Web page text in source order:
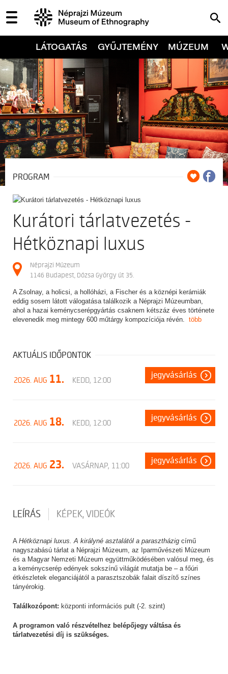
LÁTOGATÁS GYŰJTEMÉNY MÚZEUM
PROGRAM
Kurátori tárlatvezetés -
Hétköznapi luxus
Néprajzi Múzeum
1146 Budapest, Dózsa György út 35.
A Zsolnay, a holicsi, a hollóházi, a Fischer és a köznépi kerámiák
eddig sosem látott válogatása találkozik a Néprajzi Múzeumban,
ahol a hazai keménycserépgyártás csaknem kétszáz éves története
elevenedik meg mintegy 600 műtárgy kompozíciója révén. több
AKTUÁLIS IDŐPONTOK
2026. AUG 11. KEDD, 12:00
jegyvásárlás
2026. AUG 18. KEDD, 12:00
jegyvásárlás
2026. AUG 23. VASÁRNAP, 11:00
jegyvásárlás
LEÍRÁS KÉPEK, VIDEÓK
A Hétköznapi luxus. A királyné asztalától a parasztházig című
nagyszabású tárlat a Néprajzi Múzeum, az Iparművészeti Múzeum
és a Magyar Nemzeti Múzeum együttműködésében valósul meg, és
a keménycserép edények sokszínű világát mutatja be – a főúri
étkészletek eleganciájától a parasztszobák falait díszítő színes
tányérokig.
Találkozópont: központi információs pult (-2. szint)
A programon való részvételhez belépőjegy váltása és
tárlatvezetési díj is szükséges.